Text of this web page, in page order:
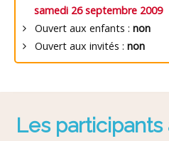
samedi 26 septembre 2009
Ouvert aux enfants : non
Ouvert aux invités : non
Les